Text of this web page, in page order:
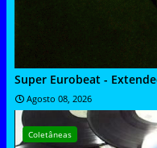
Super Eurobeat -
Agosto 08, 2026
Coletâneas